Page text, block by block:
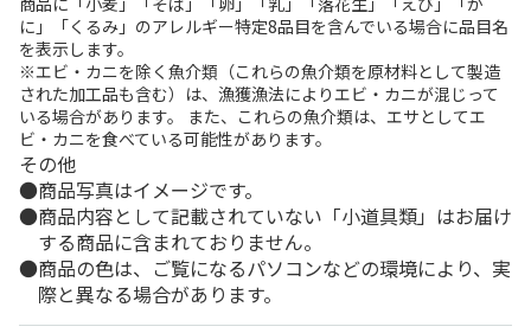
に」「くるみ」のアレルギー特定8品目を含んでいる場合に品目名
を表示します。
※エビ・カニを除く魚介類（これらの魚介類を原材料として製造
された加工品も含む）は、漁獲漁法によりエビ・カニが混じって
いる場合があります。 また、これらの魚介類は、エサとしてエ
ビ・カニを食べている可能性があります。
その他
商品写真はイメージです。
商品内容として記載されていない「小道具類」はお届け
する商品に含まれておりません。
商品の色は、ご覧になるパソコンなどの環境により、実
際と異なる場合があります。